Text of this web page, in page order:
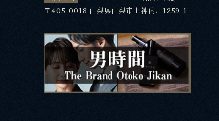
〒405-0018 山梨県山梨市上神内川1259-1